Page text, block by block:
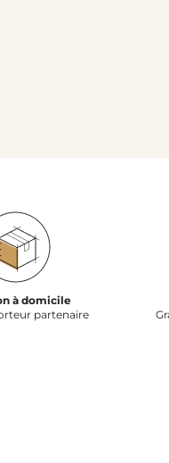
à domicile
partenaire